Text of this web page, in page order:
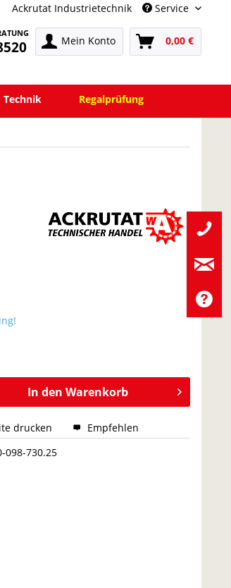
Ackrutat Industrietechnik Service
Mein Konto 0,00 €
Technik Regalprüfung
In den Warenkorb
drucken
Empfehlen
098-730.25